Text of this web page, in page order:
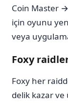
Coin Master
için oyunu
veya
Foxy
Foxy her
delik kazar